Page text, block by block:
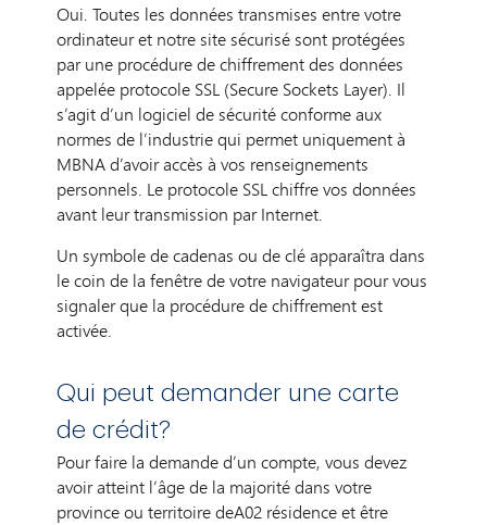
Oui. Toutes les données transmises entre votre
ordinateur et notre site sécurisé sont protégées
par une procédure de chiffrement des données
appelée protocole SSL (Secure Sockets Layer). Il
s’agit d’un logiciel de sécurité conforme aux
normes de l’industrie qui permet uniquement à
MBNA d’avoir accès à vos renseignements
personnels. Le protocole SSL chiffre vos données
avant leur transmission par Internet.
Un symbole de cadenas ou de clé apparaîtra dans
le coin de la fenêtre de votre navigateur pour vous
signaler que la procédure de chiffrement est
activée.
Qui peut demander une carte
de crédit?
Pour faire la demande d’un compte, vous devez
avoir atteint l’âge de la majorité dans votre
province ou territoire deA02 résidence et être